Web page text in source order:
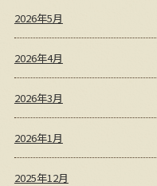
2026年5月
2026年4月
2026年3月
2026年1月
2025年12月